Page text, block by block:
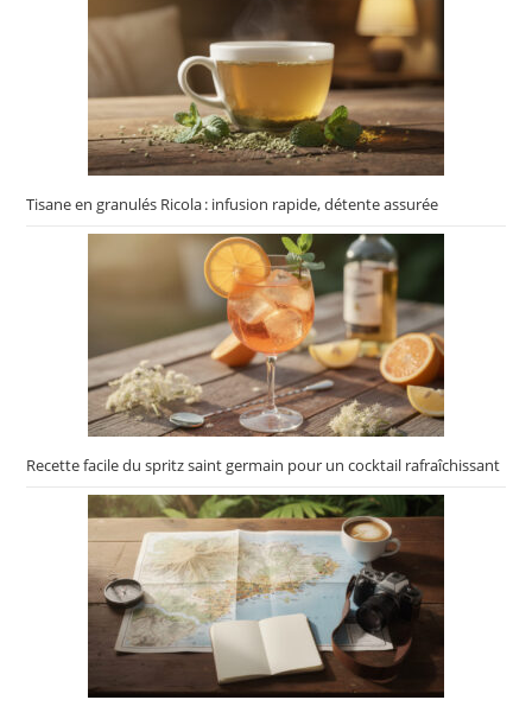
Tisane en granulés Ricola : infusion rapide, détente assurée
Recette facile du spritz saint germain pour un cocktail rafraîchissant